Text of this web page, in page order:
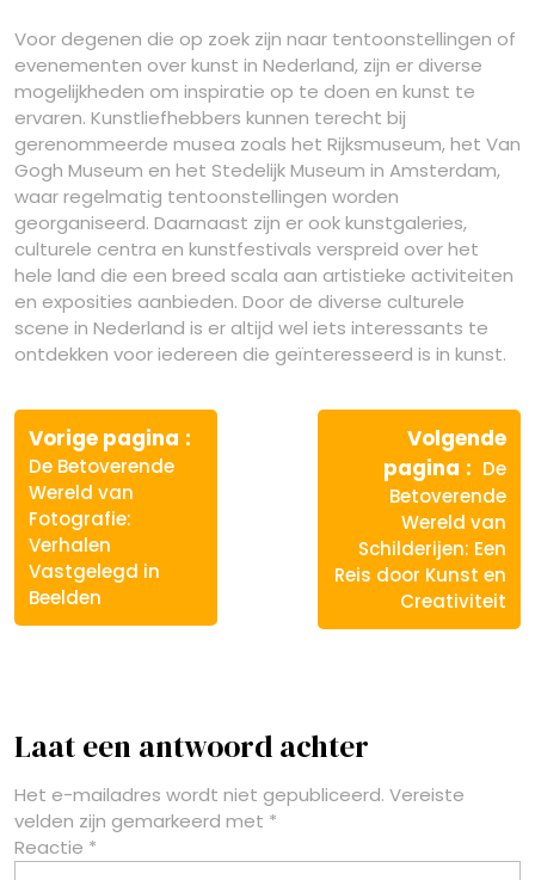
Voor degenen die op zoek zijn naar tentoonstellingen of
evenementen over kunst in Nederland, zijn er diverse
mogelijkheden om inspiratie op te doen en kunst te
ervaren. Kunstliefhebbers kunnen terecht bij
gerenommeerde musea zoals het Rijksmuseum, het Van
Gogh Museum en het Stedelijk Museum in Amsterdam,
waar regelmatig tentoonstellingen worden
georganiseerd. Daarnaast zijn er ook kunstgaleries,
culturele centra en kunstfestivals verspreid over het
hele land die een breed scala aan artistieke activiteiten
en exposities aanbieden. Door de diverse culturele
scene in Nederland is er altijd wel iets interessants te
ontdekken voor iedereen die geïnteresseerd is in kunst.
Berichtnavigatie
Vorige pagina
De Betoverende
Wereld van
Fotografie:
Verhalen
Vastgelegd in
Beelden
Volgende
pagina
De
Betoverende
Wereld van
Schilderijen: Een
Reis door Kunst en
Creativiteit
Laat een antwoord achter
Het e-mailadres wordt niet gepubliceerd. Vereiste
velden zijn gemarkeerd met *
Reactie *